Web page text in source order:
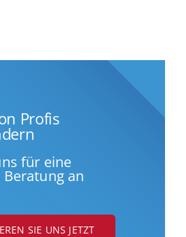
Profis
für eine
an
SIE UNS JETZT